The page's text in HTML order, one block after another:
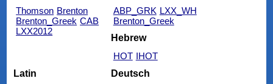
Thomson Brenton
Brenton_Greek CAB
LXX2012
ABP_GRK LXX_WH
Brenton_Greek
Hebrew
HOT IHOT
Latin
Deutsch